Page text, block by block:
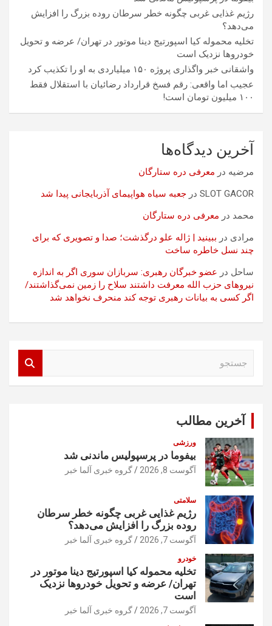
رژیم غذایی غربی چگونه خطر سرطان روده بزرگ را افزایش
می‌دهد؟
تخلیه محموله کیا اسپورتیج دینا موتور در تهران/ عرضه و تحویل
خودروها نزدیک است
واشقانی خبر واگذاری پروژه ۱۵۰ میلیاردی به او را تکذیب کرد
عجیب اما واقعی: رقم فسخ قرارداد رضائیان با استقلال فقط
۱۰۰ میلیون تومان است!
آخرین دیدگاه‌ها
مرضیه در معرفی دره ستارگان
SLOT GACOR در جعبه سیاه هواپیمای آذربایجانی پیدا شد
محمد در معرفی دره ستارگان
مرادی در ببینید | ژاله علو درگذشت؛ صدا و تصویری که برای
چند نسل خاطره ساخت
ساحل در عضو خبرگان رهبری: سربازان سوری اگر به اندازه
نیروهای حزب الله معرفت داشتند سلاح را زمین نمی‌گذاشتند/
اگر کسی به بیانات رهبری توجه کند منحرف نخواهد شد
آخرین مطالب
ورزشی
بیفوما در پرسپولیس ماندنی شد
آگوست 8, 2026 گروه خبری آلما خبر
سلامتی
رژیم غذایی غربی چگونه خطر سرطان
روده بزرگ را افزایش می‌دهد؟
آگوست 7, 2026 گروه خبری آلما خبر
خودرو
تخلیه محموله کیا اسپورتیج دینا موتور در
تهران/ عرضه و تحویل خودروها نزدیک
است
آگوست 7, 2026 گروه خبری آلما خبر